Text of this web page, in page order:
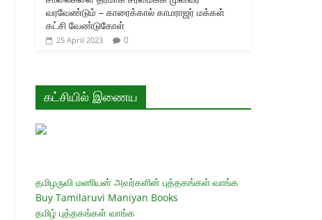
வரவேண்டும் – காரைக்கால் காமராஜர் மக்கள்
கட்சி வேண்டுகோள்
25 April 2023 0
கட்சியில் இணைய
தமிழருவி மணியன் அவர்களின் புத்தகங்கள் வாங்க
Buy Tamilaruvi Maniyan Books
தமிழ் புத்தகங்கள் வாங்க